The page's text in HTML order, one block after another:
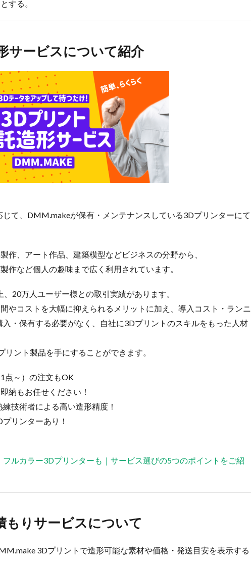
する。
サービスについて紹介
て、DMM.makeが保有・メンテナンスしている3Dプリンターにて
作、アート作品、建築模型などビジネスの分野から、
作など個人の趣味まで広く利用されています。
20万人ユーザー様との取引実績があります。
やコストを大幅に抑えられるメリットに加え、導入コスト・ランニ
・保有する必要がなく、自社に3Dプリントのスキルをもった人材
ント製品を手にすることができます。
点～）の注文もOK
納もお任せください！
技術者による高い造形精度！
リンターあり！
ルカラー3Dプリンターも｜サービス選びの5つのポイントをご紹
もりサービスについて
3Dプリントで造形可能な素材や価格・発送目安を表示する